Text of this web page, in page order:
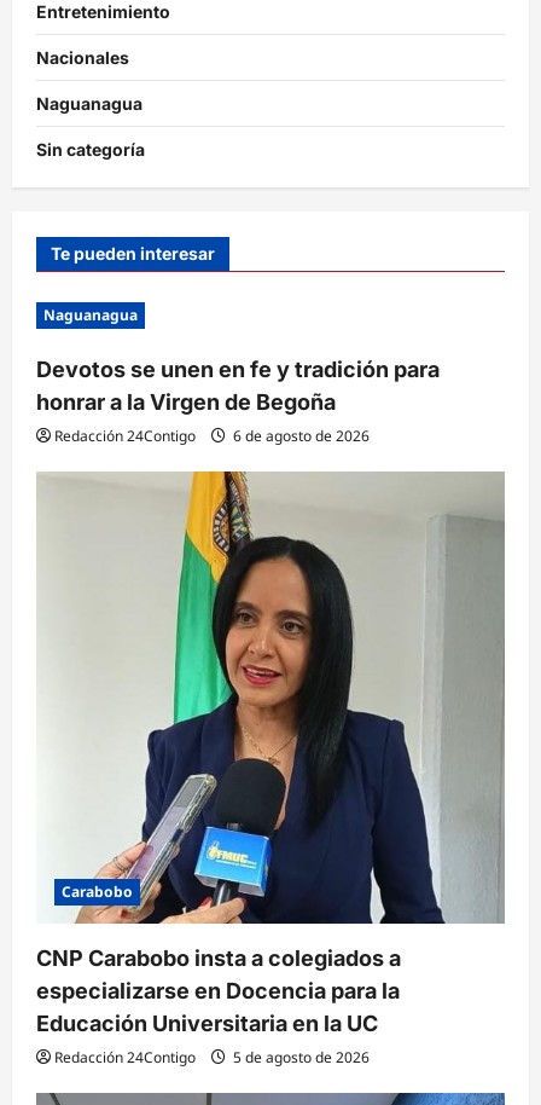
Entretenimiento
Nacionales
Naguanagua
Sin categoría
Te pueden interesar
Naguanagua
Devotos se unen en fe y tradición para
honrar a la Virgen de Begoña
Redacción 24Contigo 6 de agosto de 2026
Carabobo
CNP Carabobo insta a colegiados a
especializarse en Docencia para la
Educación Universitaria en la UC
Redacción 24Contigo 5 de agosto de 2026